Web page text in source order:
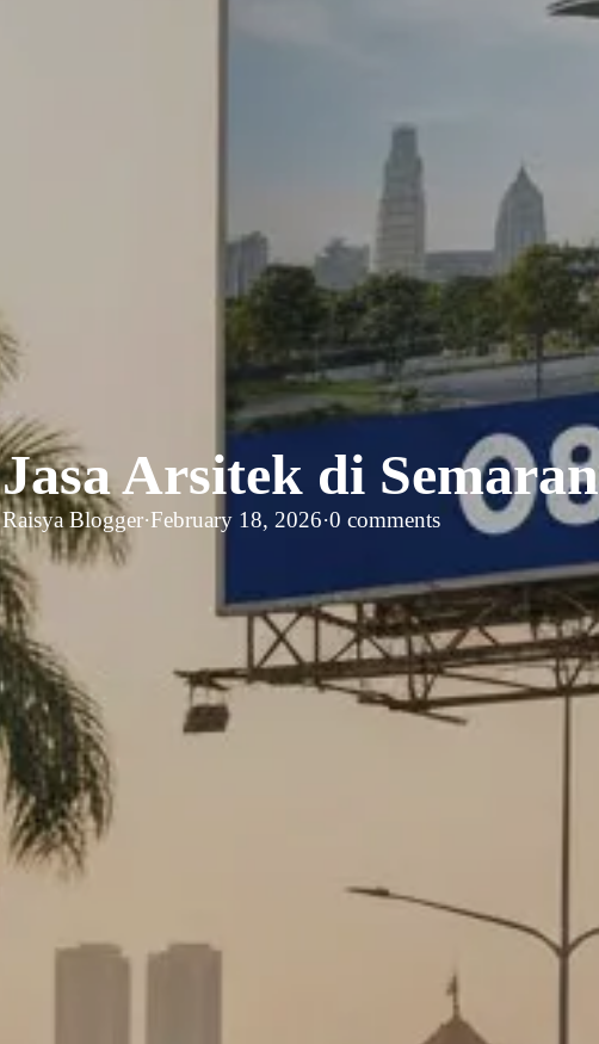
Jasa Arsitek di
Raisya Blogger·February 18, 2026·0 comments